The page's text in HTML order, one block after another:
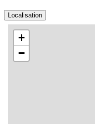
Localisation